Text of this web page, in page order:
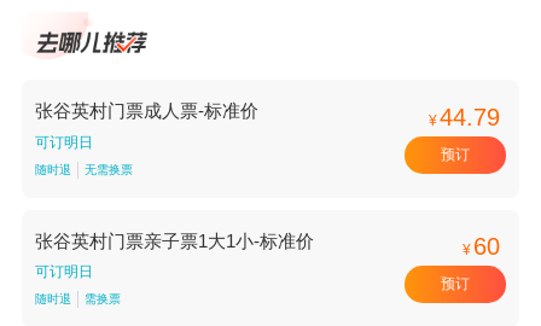
张谷英村门票成人票-标准价
可订明日
随时退 无需换票
¥44.79
预订
张谷英村门票亲子票1大1小-标准价
可订明日
随时退 需换票
¥ 60
预订